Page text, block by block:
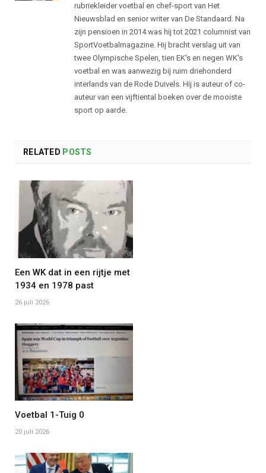
rubriekleider voetbal en chef-sport van Het
Nieuwsblad en senior writer van De Standaard. Na
zijn pensioen in 2014 was hij tot 2021 columnist van
SportVoetbalmagazine. Hij bracht verslag uit van
twee Olympische Spelen, tien EK's en negen WK's
voetbal en was aanwezig bij ruim driehonderd
interlands van de Rode Duivels. Hij is auteur of co-
auteur van een vijftiental boeken over de mooiste
sport op aarde.
RELATED POSTS
Een WK dat in een rijtje met
1934 en 1978 past
26 juli 2026
Voetbal 1-Tuig 0
20 juli 2026